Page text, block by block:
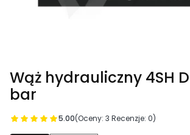
Wąż hydrauliczny 4SH
bar
5.00(Oceny: 3 Recenzje: 0)